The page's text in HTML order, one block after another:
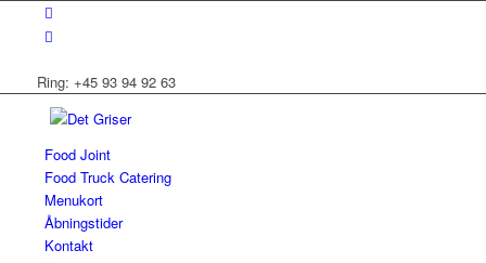
Ring: +45 93 94 92 63
Food Joint
Food Truck Catering
Menukort
Åbningstider
Kontakt